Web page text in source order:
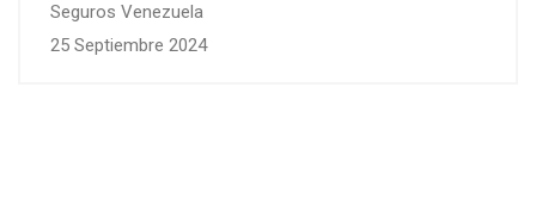
Seguros Venezuela
25 Septiembre 2024